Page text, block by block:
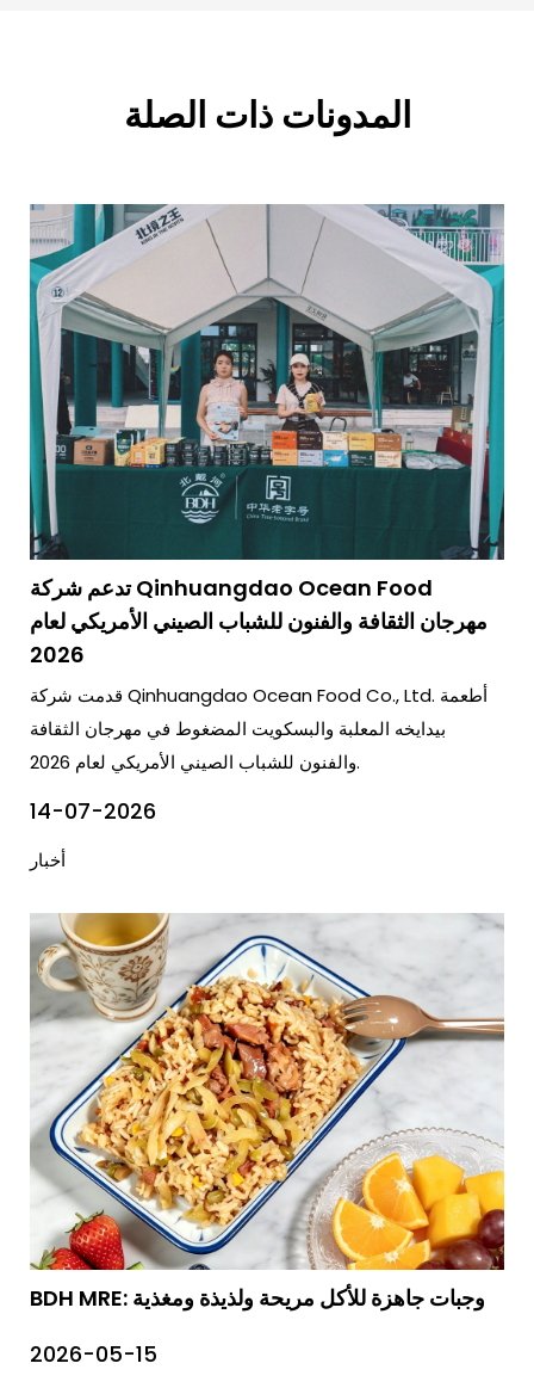
المدونات ذات الصلة
تدعم شركة Qinhuangdao Ocean Food
مهرجان الثقافة والفنون للشباب الصيني الأمريكي لعام
2026
قدمت شركة Qinhuangdao Ocean Food Co., Ltd. أطعمة
بيدايخه المعلبة والبسكويت المضغوط في مهرجان الثقافة
والفنون للشباب الصيني الأمريكي لعام 2026.
14-07-2026
أخبار
BDH MRE: وجبات جاهزة للأكل مريحة ولذيذة ومغذية
2026-05-15